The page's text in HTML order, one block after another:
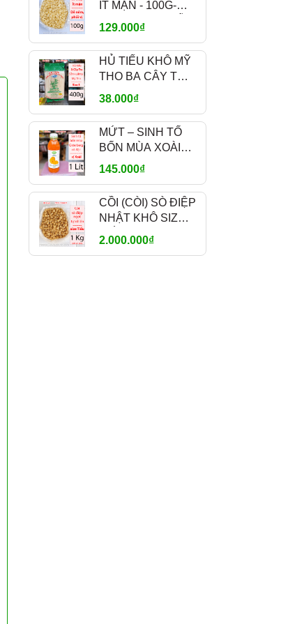
ÍT MẶN - 100G-
300G-500G – DỄ
VỊ - MÃ A700
129.000₫
HỦ TIẾU KHÔ MỸ
THO BA CÂY TRE
TUFOCO 400G –
38.000₫
MỨT – SINH TỐ
BỐN MÙA XOÀI
OSTERBERG 1L –
CRUSH PHA CHẾ
145.000₫
CỒI (CÒI) SÒ ĐIỆP
NHẬT KHÔ SIZE
TIỂU 1KG – NGỌT
2.000.000₫